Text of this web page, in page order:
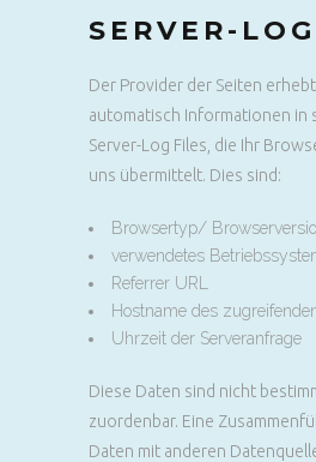
SERVER-
Der Provider der Seiten
automatisch Informationen in
Server-Log Files, die Ihr
uns übermittelt. Dies sind:
Browsertyp/
verwendetes
Referrer URL
Hostname des
Uhrzeit der Serveranfrage
Diese Daten sind nicht
zuordenbar. Eine
Daten mit anderen